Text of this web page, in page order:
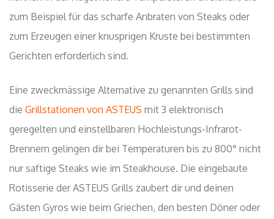
zum Beispiel für das scharfe Anbraten von Steaks oder
zum Erzeugen einer knusprigen Kruste bei bestimmten
Gerichten erforderlich sind.
Eine zweckmässige Alternative zu genannten Grills sind
die Grillstationen von ASTEUS mit 3 elektronisch
geregelten und einstellbaren Hochleistungs-Infrarot-
Brennern gelingen dir bei Temperaturen bis zu 800° nicht
nur saftige Steaks wie im Steakhouse. Die eingebaute
Rotisserie der ASTEUS Grills zaubert dir und deinen
Gästen Gyros wie beim Griechen, den besten Döner oder